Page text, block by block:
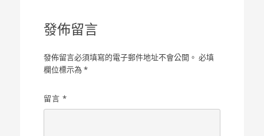
發佈留言
發佈留言必須填寫的電子郵件地址不會公開。 必填
欄位標示為*
留言*